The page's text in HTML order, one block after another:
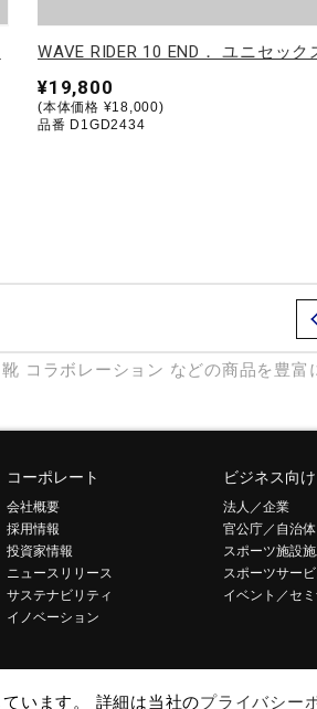
WAVE RIDER 10 END． ユニセック
¥19,800
(本体価格 ¥18,000)
品番 D1GD2434
靴 コラボレーション などの商品を豊富
コーポレート
会社概要
採用情報
投資家情報
ニュースリリース
サステナビリティ
イノベーション
ビジネス向け
法人／企業
官公庁／自治体
スポーツ施設
スポーツサービ
イベント／セ
います。 詳細は当社のプライバシー